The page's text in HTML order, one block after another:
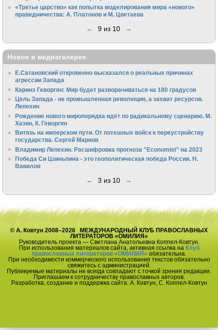
«Третье царство» как попытка моделирования мира «нового»
праведничества: А. Платонов и М. Цветаева
← 9 из 10 →
Новое в медиагалерее
Е.Сатановский откровенно высказался о реальных причинах
агрессии Запада
Каринэ Геворгян: Мир будет разворачиваться на 180 градусов
Цель Запада - не промышленная революция, а захват ресурсов.
Лепехин
Рождение нового миропорядка идёт по радикальному сценарию. М.
Хазин, К. Геворгян
Витязь на имперском пути. От потешных войск к переустройству
государства. Сергей Марнов
Владимир Лепехин. Расшифровка прогноза "Economist" на 2023
Победа Си Цзиньпина - это геополитическая победа России. Н.
Вавилов
← 3 из 10 →
© А. Ковтун 2008–2026 МЕЖДУНАРОДНЫЙ КЛУБ ПРАВОСЛАВНЫХ
ЛИТЕРАТОРОВ «ОМИЛИЯ»
Руководитель проекта — Светлана Анатольевна Коппел-Ковтун.
При использования материалов сайта, активная ссылка на Клуб
православных литераторов «ОМИЛИЯ» обязательна.
При необходимости коммерческого использования текстов обязательно
свяжитесь с администрацией.
Публикуемые материалы не всегда совпадают с точкой зрения редакции.
Приглашаем к сотрудничеству православных авторов.
Разработка, создание и поддержка сайта: А. Ковтун, С. Коппел-Ковтун